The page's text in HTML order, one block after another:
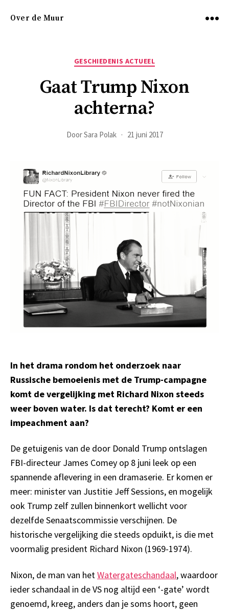
Over de Muur
Categorieën
GESCHIEDENIS ACTUEEL
Gaat Trump Nixon
achterna?
DoorSara Polak 21 juni 2017
In het drama rondom het onderzoek naar
Russische bemoeienis met de Trump-campagne
komt de vergelijking met Richard Nixon steeds
weer boven water. Is dat terecht? Komt er een
impeachment aan?
De getuigenis van de door Donald Trump ontslagen
FBI-directeur James Comey op 8 juni leek op een
spannende aflevering in een dramaserie. Er komen er
meer: minister van Justitie Jeff Sessions, en mogelijk
ook Trump zelf zullen binnenkort wellicht voor
dezelfde Senaatscommissie verschijnen. De
historische vergelijking die steeds opduikt, is die met
voormalig president Richard Nixon (1969-1974).
Nixon, de man van hetWatergateschandaal, waardoor
ieder schandaal in de VS nog altijd een ‘-gate’ wordt
genoemd, kreeg, anders dan je soms hoort, geen